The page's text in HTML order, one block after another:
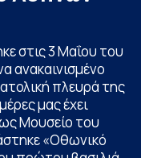
στις 3 Μαΐου του
ανακαινισμένο
πλευρά της
μας έχει
ως Μουσείο του
«Οθωνικό